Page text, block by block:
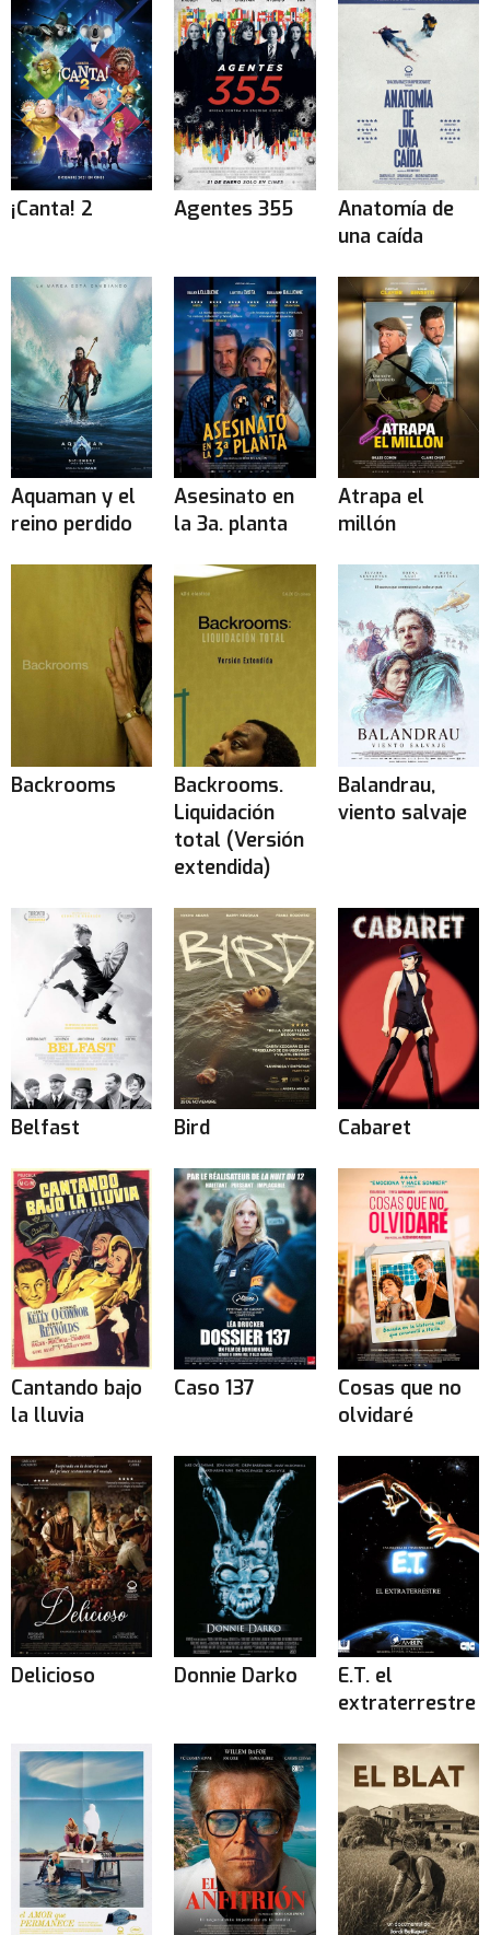
¡Canta! 2 Agentes 355
Anatomía de
una caída
Aquaman y el
reino perdido
Asesinato en
la 3a. planta
Atrapa el
millón
Backrooms
Backrooms.
Liquidación
total (Versión
extendida)
Balandrau,
viento salvaje
Belfast Bird Cabaret
Cantando bajo
la lluvia
Caso 137
Cosas que no
olvidaré
Delicioso Donnie Darko
E.T. el
extraterrestre